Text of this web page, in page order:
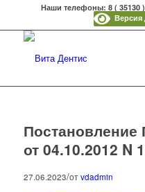
Наши телефоны: 8 ( 35130 )
Версия
Постановление
от 04.10.2012 N
27.06.2023/отvdadmin